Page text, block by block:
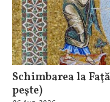
Schimbarea la
peşte)